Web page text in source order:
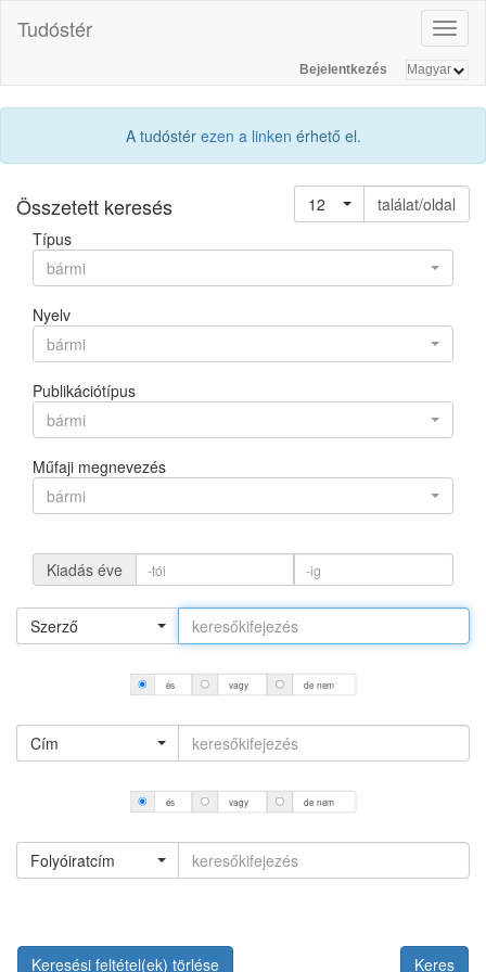
Tudóstér
Bejelentkezés
A tudóstér ezen a linken érhető el.
Összetett keresés 12
találat/oldal
Típus
bármi
Nyelv
bármi
Publikációtípus
bármi
Műfaji megnevezés
bármi
Kiadás éve
Szerző
és vagy de nem
Cím
és vagy de nem
Folyóiratcím
Keresési feltétel(ek) törlése